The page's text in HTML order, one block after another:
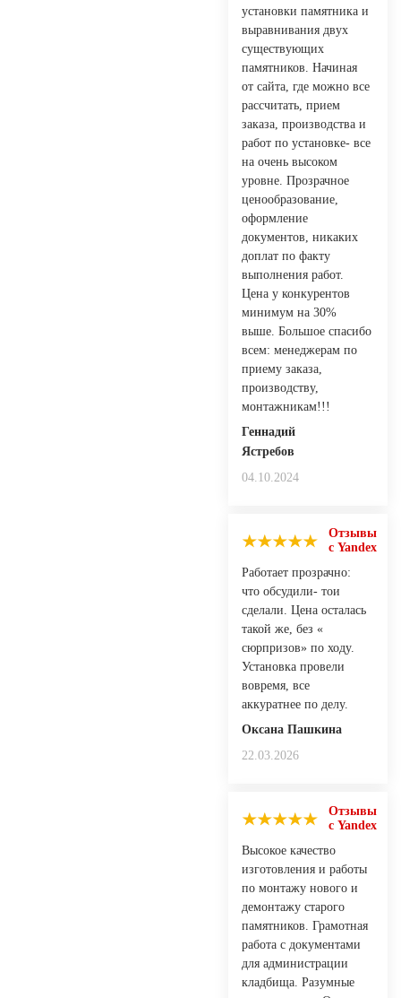
установки памятника и
выравнивания двух
существующих
памятников. Начиная
от сайта, где можно все
рассчитать, прием
заказа, производства и
работ по установке- все
на очень высоком
уровне. Прозрачное
ценообразование,
оформление
документов, никаких
доплат по факту
выполнения работ.
Цена у конкурентов
минимум на 30%
выше. Большое спасибо
всем: менеджерам по
приему заказа,
производству,
монтажникам!!!
Геннадий
Ястребов
04.10.2024
Отзывы
с Yandex
Работает прозрачно:
что обсудили- тои
сделали. Цена осталась
такой же, без «
сюрпризов» по ходу.
Установка провели
вовремя, все
аккуратнее по делу.
Оксана Пашкина
22.03.2026
Отзывы
с Yandex
Высокое качество
изготовления и работы
по монтажу нового и
демонтажу старого
памятников. Грамотная
работа с документами
для администрации
кладбища. Разумные